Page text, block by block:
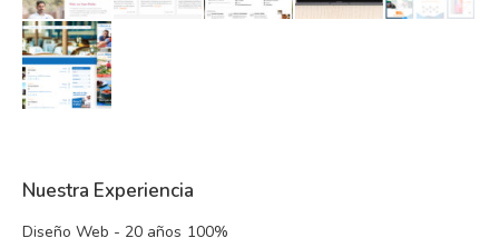
Nuestra Experiencia
Diseño Web - 20 años 100%